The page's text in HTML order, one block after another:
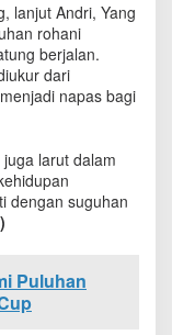
lanjut Andri, Yang
rohani
berjalan.
dari
napas bagi
larut dalam
dengan suguhan
Puluhan